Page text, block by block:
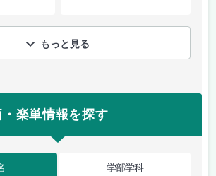
もっと見る
楽単情報を探す
学部学科